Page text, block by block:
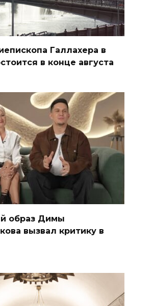
Галлахера в
в конце августа
образ Димы
вызвал критику в